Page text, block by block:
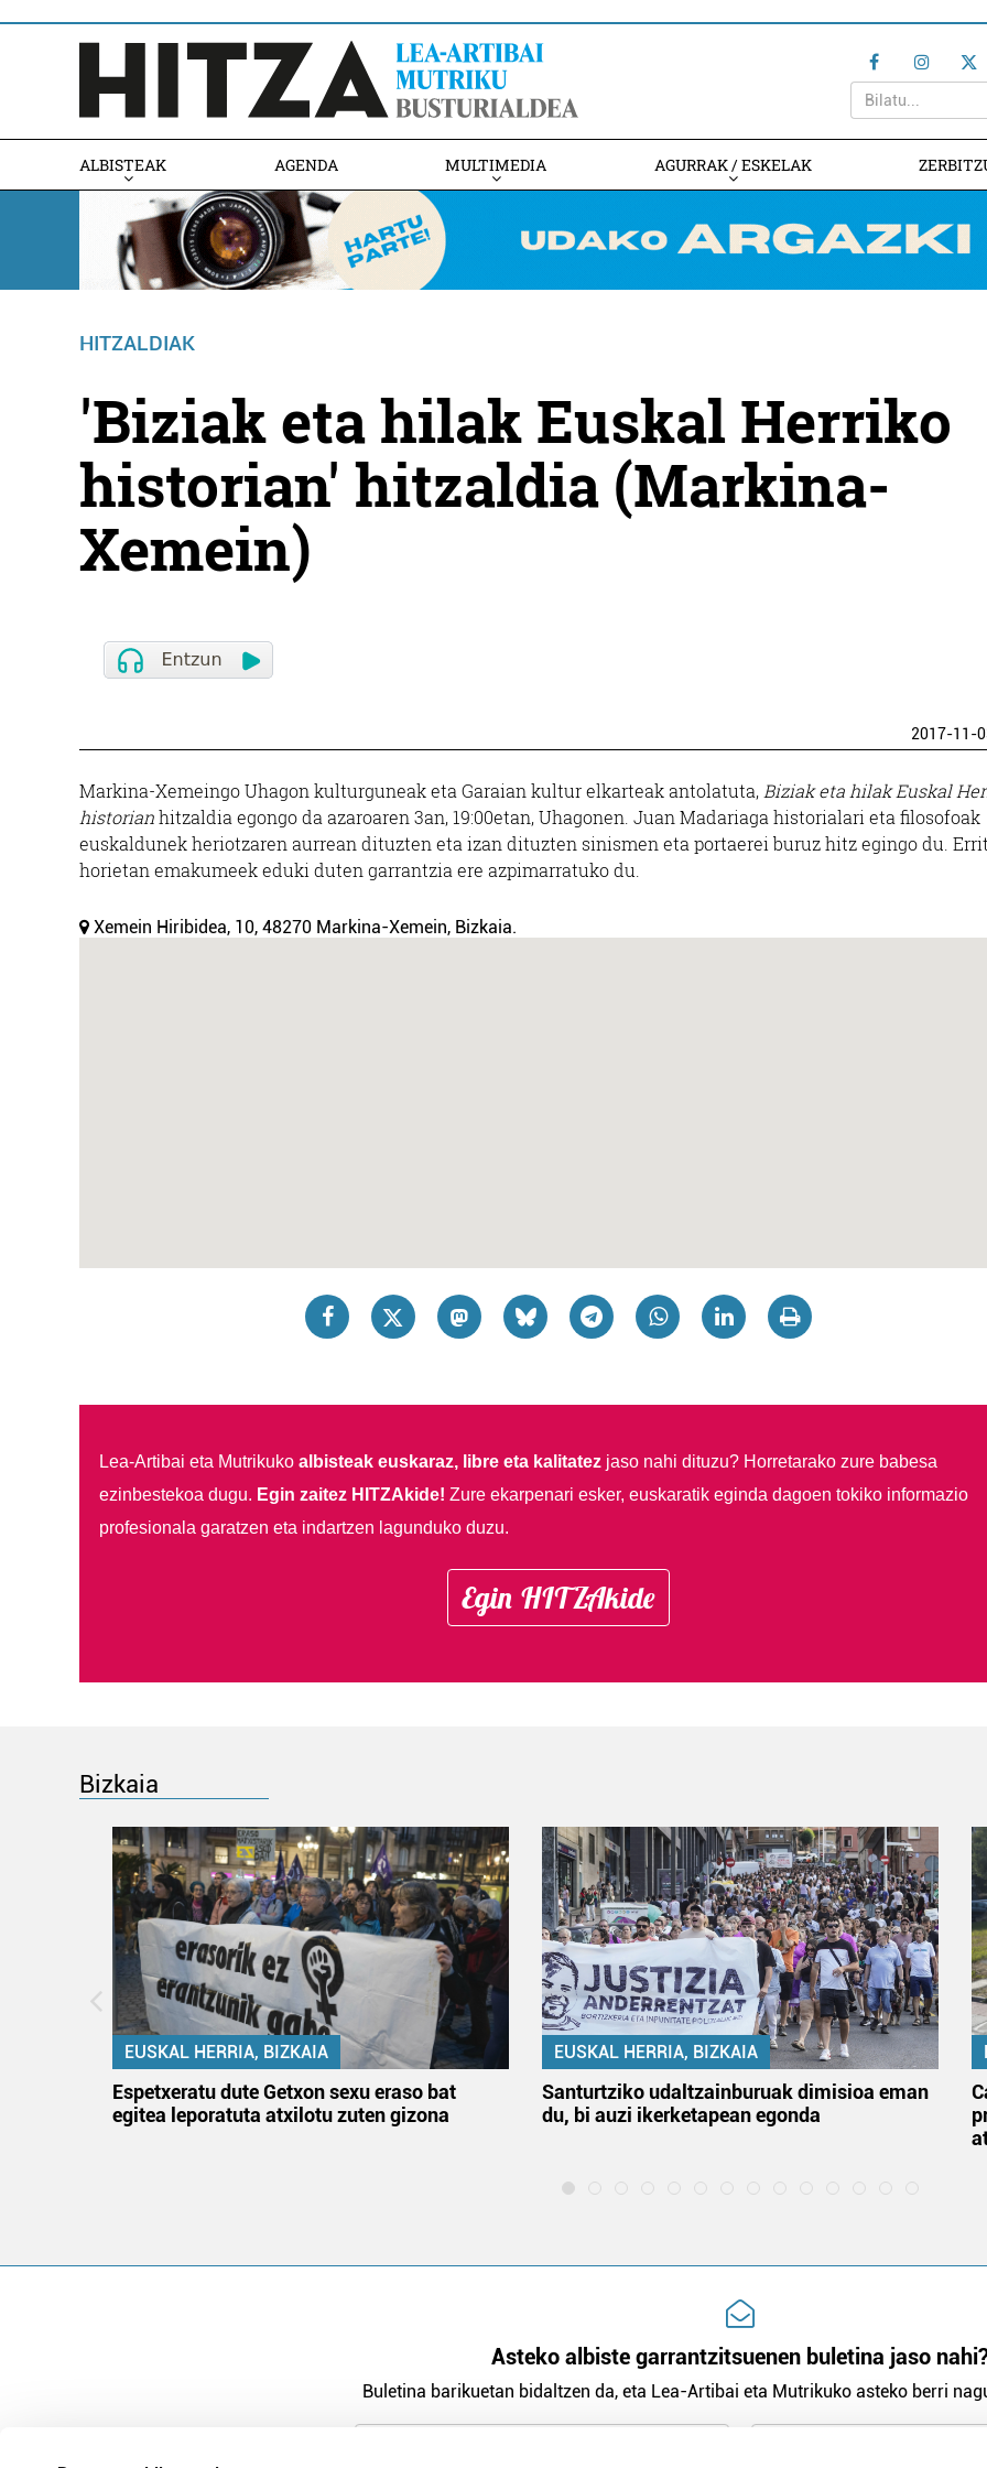
ALBISTEAK AGENDA MULTIMEDIA AGURRAK / ESKELAK
HITZALDIAK
'Biziak eta hilak Euskal Herriko
historian' hitzaldia (Markina-
Xemein)
2017-11-
Markina-Xemeingo Uhagon kulturguneak eta Garaian kultur elkarteak antolatuta, Biziak eta hilak Euskal
historianhitzaldia egongo da azaroaren 3an, 19:00etan, Uhagonen. Juan Madariaga historialari eta filosofoak
euskaldunek heriotzaren aurrean dituzten eta izan dituzten sinismen eta portaerei buruz hitz egingo du.
horietan emakumeek eduki duten garrantzia ere azpimarratuko du.
Xemein Hiribidea, 10, 48270 Markina-Xemein, Bizkaia.
Lea-Artibai eta Mutrikuko albisteak euskaraz, libre eta kalitatezjaso nahi dituzu? Horretarako zure babesa
ezinbestekoa dugu. Egin zaitez HITZAkide! Zure ekarpenari esker, euskaratik eginda dagoen tokiko informazio
profesionala garatzen eta indartzen lagunduko duzu.
Egin HITZAkide
Bizkaia
EUSKAL HERRIA, BIZKAIA
Espetxeratu dute Getxon sexu eraso bat
egitea leporatuta atxilotu zuten gizona
EUSKAL HERRIA, BIZKAIA
Santurtziko udaltzainburuak dimisioa eman
du, bi auzi ikerketapean egonda
Asteko albiste garrantzitsuenen buletina jaso
Buletina barikuetan bidaltzen da, eta Lea-Artibai eta Mutrikuko asteko berri